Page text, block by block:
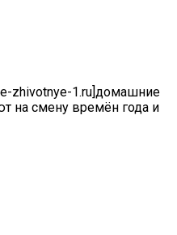
zhivotnye-1.ru]домашние
на смену времён года и